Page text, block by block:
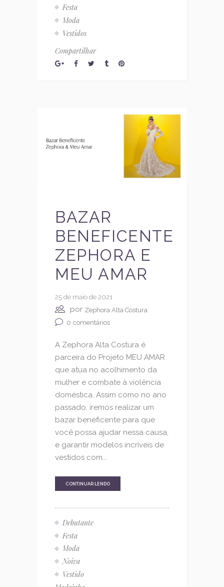
Festa
Moda
Vestidos
Compartilhar
BAZAR
BENEFICENTE
ZEPHORA E
MEU AMAR
25 de maio de 2021
por Zephora Alta Costura
0 comentários
A Zephora Alta Costura é
parceira do Projeto MEU AMAR
que atua no acolhimento da
mulher e combate à violência
doméstica. Assim como no ano
passado, iremos realizar um
bazar beneficente para que
você possa ajudar nessa causa,
e garantir modelos incríveis de
vestidos com...
CONTINUAR LENDO
Debutante
Festa
Moda
Noiva
Vestido